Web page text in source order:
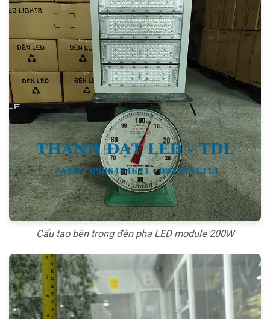
Cấu tạo bên trong đèn pha LED module 200W